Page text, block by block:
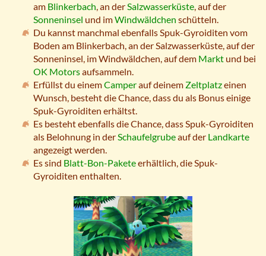
am Blinkerbach, an derSalzwasserküste, auf der
Sonneninsel und imWindwäldchen schütteln.
Du kannst manchmal ebenfalls Spuk-Gyroiditen vom
Boden am Blinkerbach, an der Salzwasserküste, auf der
Sonneninsel, im Windwäldchen, auf dem Markt und bei
OK Motorsaufsammeln.
Erfüllst du einemCamperauf deinem Zeltplatzeinen
Wunsch, besteht die Chance, dass du als Bonus einige
Spuk-Gyroiditen erhältst.
Es besteht ebenfalls die Chance, dass Spuk-Gyroiditen
als Belohnung in derSchaufelgrubeauf der Landkarte
angezeigt werden.
Es sind Blatt-Bon-Paketeerhältlich, die Spuk-
Gyroiditen enthalten.